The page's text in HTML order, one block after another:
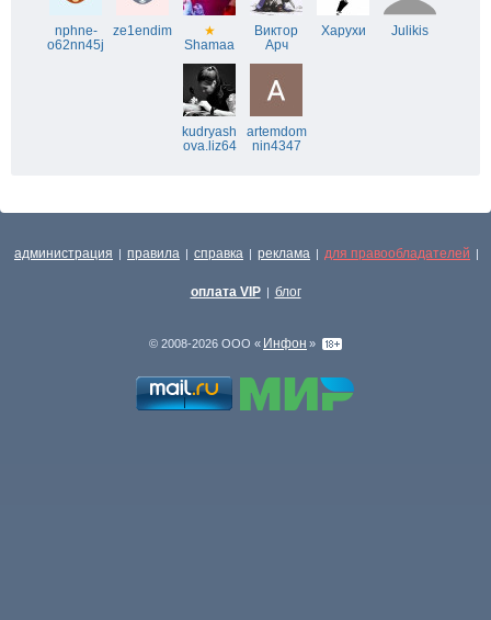
nphne-
o62nn45j
ze1endim
★
Shamaa
Виктор
Арч
Харухи Julikis
kudryash
ova.liz64
artemdom
nin4347
администрация | правила | справка | реклама | для правообладателей |
оплата VIP | блог
© 2008-2026 ООО « Инфон »